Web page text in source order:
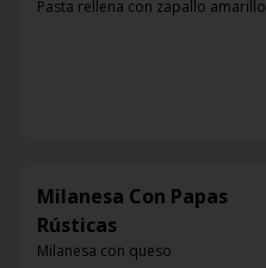
Pasta rellena con zapallo amarillo
Milanesa Con Papas
Rústicas
Milanesa con queso